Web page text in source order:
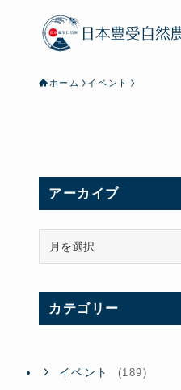
ホーム イベント
アーカイブ
ー
イ
ブカテゴリー
イベント (189)